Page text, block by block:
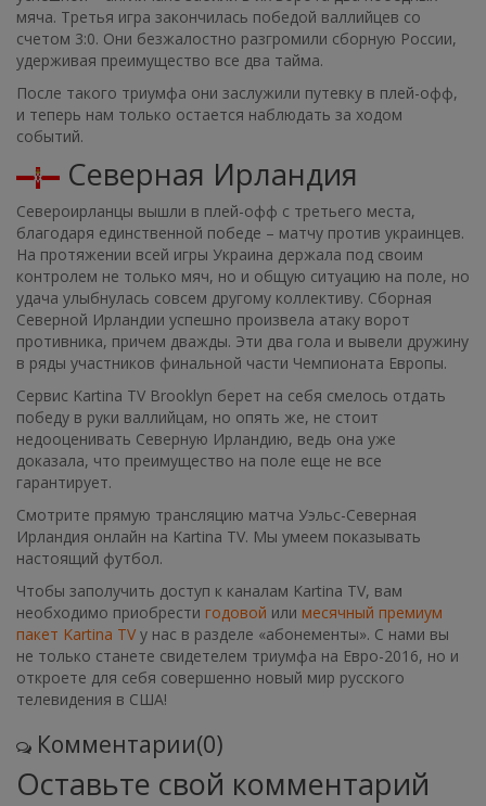
мяча. Третья игра закончилась победой валлийцев со
счетом 3:0. Они безжалостно разгромили сборную России,
удерживая преимущество все два тайма.
После такого триумфа они заслужили путевку в плей-офф,
и теперь нам только остается наблюдать за ходом
событий.
Северная Ирландия
Североирланцы вышли в плей-офф с третьего места,
благодаря единственной победе – матчу против украинцев.
На протяжении всей игры Украина держала под своим
контролем не только мяч, но и общую ситуацию на поле, но
удача улыбнулась совсем другому коллективу. Сборная
Северной Ирландии успешно произвела атаку ворот
противника, причем дважды. Эти два гола и вывели дружину
в ряды участников финальной части Чемпионата Европы.
Сервис Kartina TV Brooklyn берет на себя смелось отдать
победу в руки валлийцам, но опять же, не стоит
недооценивать Северную Ирландию, ведь она уже
доказала, что преимущество на поле еще не все
гарантирует.
Смотрите прямую трансляцию матча Уэльс-Северная
Ирландия онлайн на Kartina TV. Мы умеем показывать
настоящий футбол.
Чтобы заполучить доступ к каналам Kartina TV, вам
необходимо приобрести годовой или месячный премиум
пакет Kartina TV у нас в разделе «абонементы». С нами вы
не только станете свидетелем триумфа на Евро-2016, но и
откроете для себя совершенно новый мир русского
телевидения в США!
Комментарии(0)
Оставьте свой комментарий